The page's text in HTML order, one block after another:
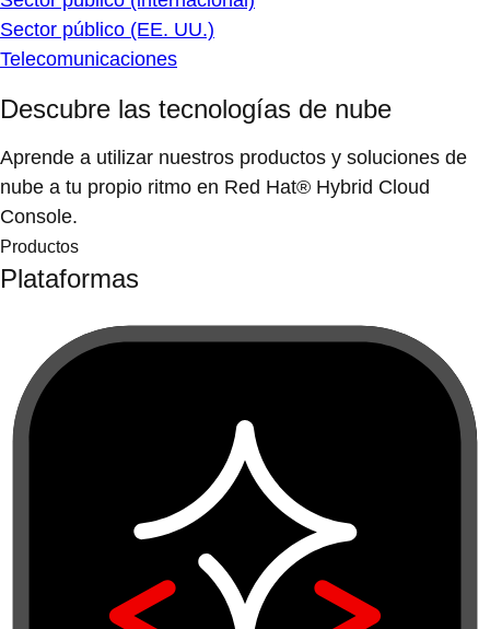
Sector público (EE. UU.)
Telecomunicaciones
Descubre las tecnologías de nube
Aprende a utilizar nuestros productos y soluciones de
nube a tu propio ritmo en Red Hat® Hybrid Cloud
Console.
Productos
Plataformas